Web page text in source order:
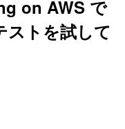
on AWS で
ストを試して